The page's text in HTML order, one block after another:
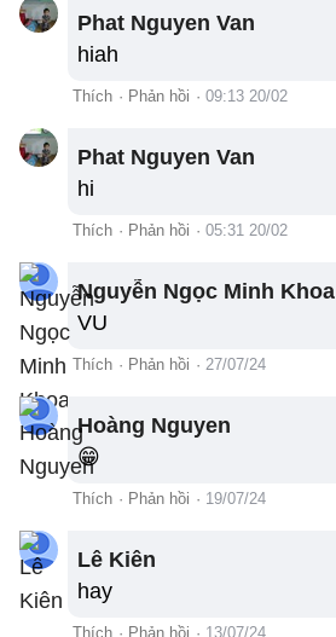
Phat Nguyen Van
hiah
Thích · Phản hồi · 09:13 20/02
Phat Nguyen Van
hi
Thích · Phản hồi · 05:31 20/02
Nguyễn Ngọc Minh Khoa
VU
Thích · Phản hồi · 27/07/24
Hoàng Nguyen
😁
Thích · Phản hồi · 19/07/24
Lê Kiên
hay
Thích · Phản hồi · 13/07/24